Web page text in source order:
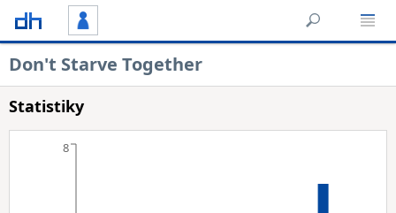
Don't Starve Together
Statistiky
8